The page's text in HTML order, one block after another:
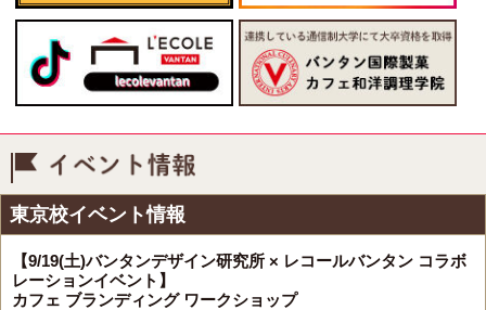
東京校イベント情報
【9/19(土)バンタンデザイン研究所 × レコールバンタン コラボ
レーションイベント】
カフェ ブランディング ワークショップ